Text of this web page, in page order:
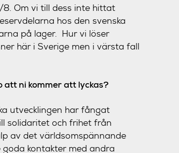
Om vi till dess inte hittat
hos den svenska
på lager. Hur vi löser
här i Sverige men i värsta fall
att ni kommer att lyckas?
utvecklingen har fångat
solidaritet och frihet från
av det världsomspännande
kontakter med andra